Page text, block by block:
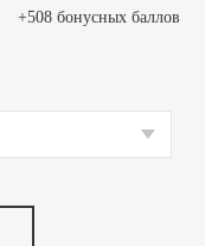
+508 бонусных баллов